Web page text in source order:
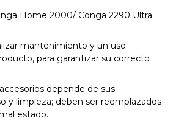
Home 2000/ Conga 2290 Ultra
mantenimiento y un uso
para garantizar su correcto
depende de sus
y limpieza; deben ser reemplazados
estado.